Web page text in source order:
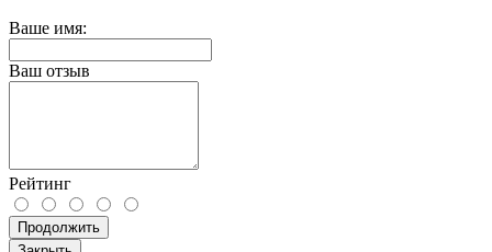
Ваше имя:
Ваш отзыв
Рейтинг
Продолжить